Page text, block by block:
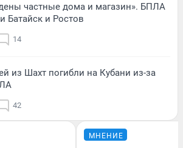
частные дома и магазин». БПЛА
Батайск и Ростов
14
из Шахт погибли на Кубани из-за
42
МНЕНИЕ